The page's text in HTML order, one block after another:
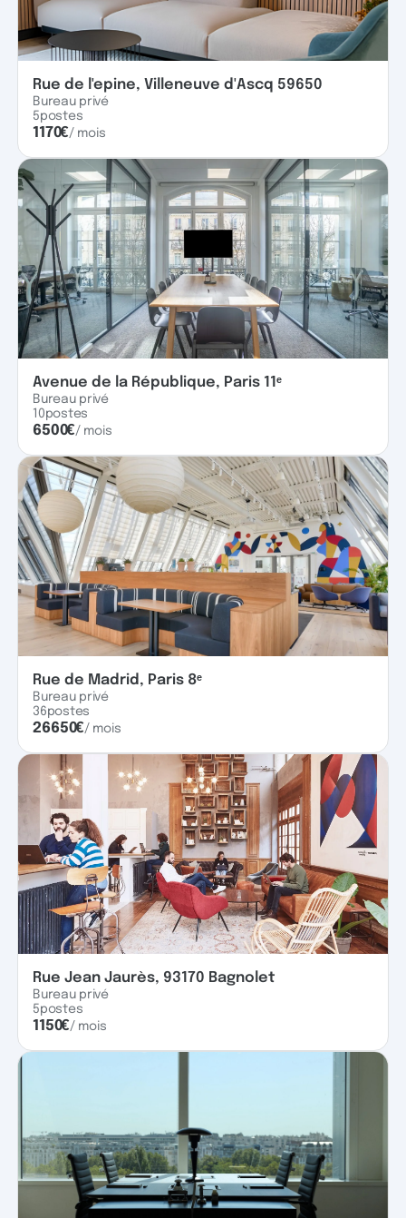
Rue de l'epine, Villeneuve d'Ascq 59650
Bureau privé
5postes
1170€/ mois
Avenue de la République, Paris 11ᵉ
Bureau privé
10postes
6500€/ mois
Rue de Madrid, Paris 8ᵉ
Bureau privé
36postes
26650€/ mois
Rue Jean Jaurès, 93170 Bagnolet
Bureau privé
5postes
1150€/ mois